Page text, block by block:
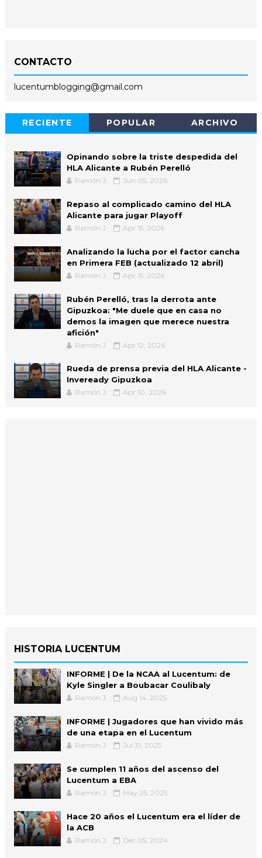
CONTACTO
lucentumblogging@gmail.com
RECIENTE POPULAR ARCHIVO
Opinando sobre la triste despedida del
HLA Alicante a Rubén Perelló
Ramón J. Jun 05, 2026
Repaso al complicado camino del HLA
Alicante para jugar Playoff
Ramón J. Apr 15, 2026
Analizando la lucha por el factor cancha
en Primera FEB (actualizado 12 abril)
Ramón J. Apr 15, 2026
Rubén Perelló, tras la derrota ante
Gipuzkoa: "Me duele que en casa no
demos la imagen que merece nuestra
afición"
Ramón J. Apr 12, 2026
Rueda de prensa previa del HLA Alicante -
Inveready Gipuzkoa
Ramón J. Apr 10, 2026
HISTORIA LUCENTUM
INFORME | De la NCAA al Lucentum: de
Kyle Singler a Boubacar Coulibaly
Ramón J. Aug 14, 2025
INFORME | Jugadores que han vivido más
de una etapa en el Lucentum
Ramón J. Jul 31, 2025
Se cumplen 11 años del ascenso del
Lucentum a EBA
Ramón J. May 25, 2025
Hace 20 años el Lucentum era el líder de
la ACB
Ramón J. Dec 05, 2024